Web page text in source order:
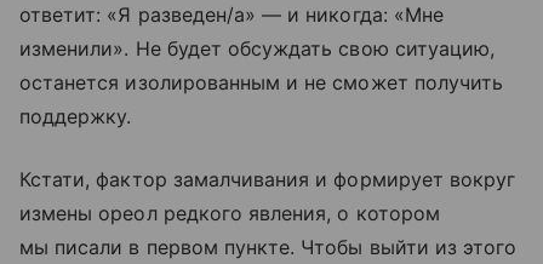
ответит: «Я разведен/а» — и никогда: «Мне
изменили». Не будет обсуждать свою ситуацию,
останется изолированным и не сможет получить
поддержку.
Кстати, фактор замалчивания и формирует вокруг
измены ореол редкого явления, о котором
мы писали в первом пункте. Чтобы выйти из этого